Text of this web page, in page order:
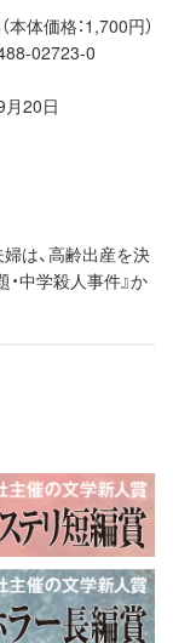
本体価格：1,700円）
02723-0
20日
は、高齢出産を決
中学殺人事件』か